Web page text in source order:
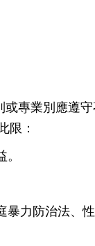
專業別應遵
限：
力防治法、